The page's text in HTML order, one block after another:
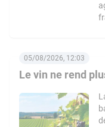
Le vin ne rend
05/08/2026, 12:03